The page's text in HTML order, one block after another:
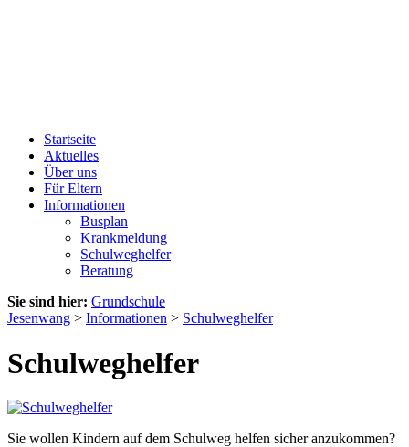
Startseite
Aktuelles
Über uns
Für Eltern
Informationen
Busplan
Krankmeldung
Schulweghelfer
Beratung
Sie sind hier: Grundschule
Jesenwang > Informationen > Schulweghelfer
Schulweghelfer
Sie wollen Kindern auf dem Schulweg helfen sicher anzukommen?